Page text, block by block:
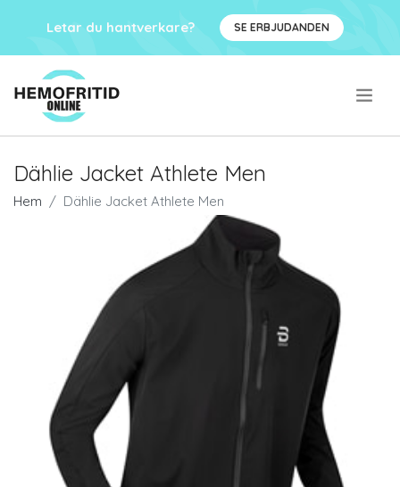
Letar du hantverkare? SE ERBJUDANDEN
Dählie Jacket Athlete Men
Hem Dählie Jacket Athlete Men